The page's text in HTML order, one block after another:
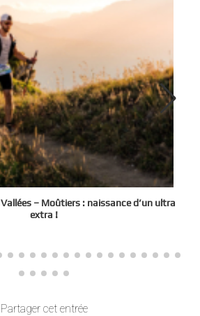
– Moûtiers : naissance d’un ultra
extra !
Partager cet entrée